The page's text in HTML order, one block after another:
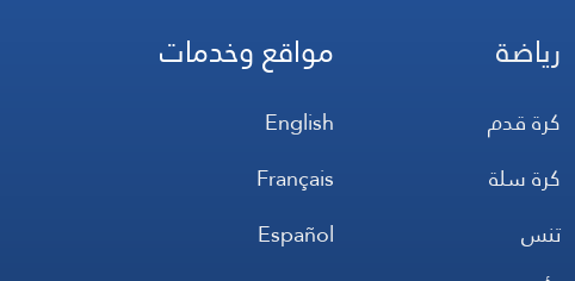
رياضة
كرة قدم
كرة سلة
تنس
مواقع وخدمات
English
Français
Español